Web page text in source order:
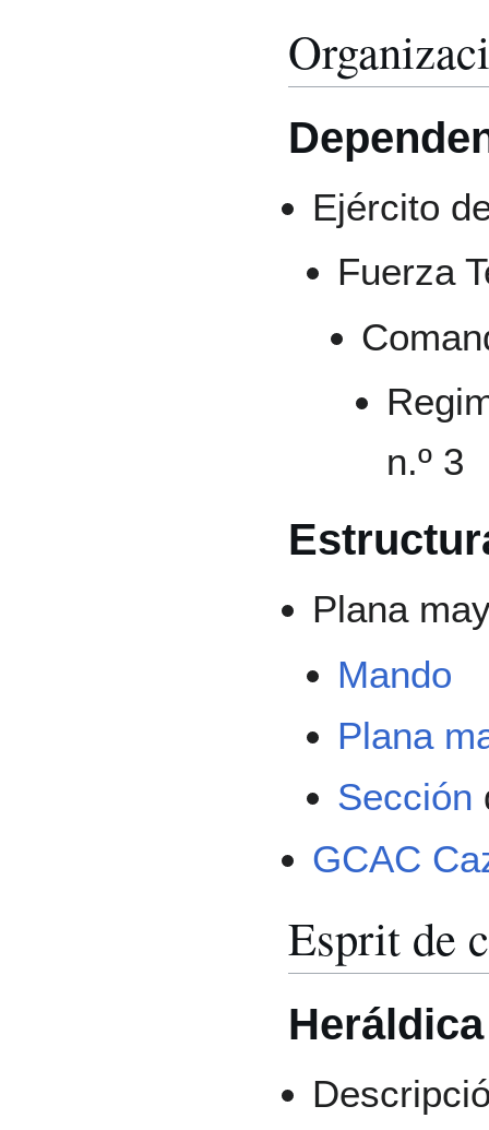
Ejército
Fuerza
n.º 3
Plana
Mando
Plana
Sección
GCAC
Esprit de
Heráldica